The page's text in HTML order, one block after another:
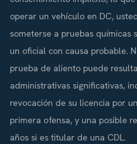
operar un vehículo en DC,
someterse a pruebas químicas
un oficial con causa probable.
prueba de aliento puede
administrativas significativas,
revocación de su licencia por
primera ofensa, y una posible
años si es titular de una CDL.